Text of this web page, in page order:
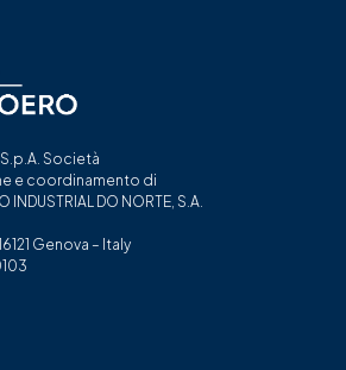
Società
e coordinamento di
INDUSTRIAL DO NORTE, S.A.
Genova – Italy